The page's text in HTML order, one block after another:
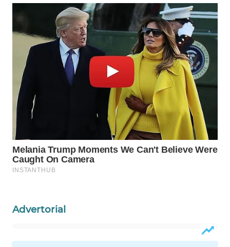
Advertorial
SEMARANG
SOLO
BOROBUDUR
WN
WN